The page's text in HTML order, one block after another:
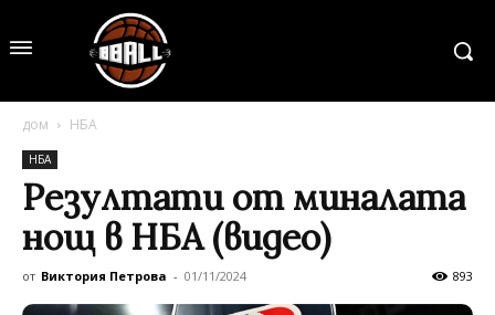
дом НБА
НБА
Резултати от миналата
нощ в НБА (видео)
от Виктория Петрова - 01/11/2024 893